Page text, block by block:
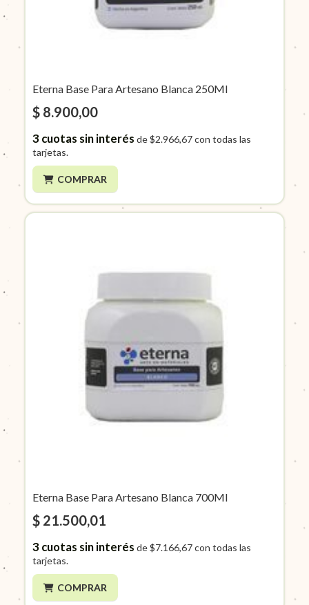
Eterna Base Para Artesano Blanca 250Ml
$ 8.900,00
3cuotas sin interés de$2.966,67con todas las
tarjetas.
COMPRAR
Eterna Base Para Artesano Blanca 700Ml
$ 21.500,01
3cuotas sin interés de$7.166,67con todas las
tarjetas.
COMPRAR